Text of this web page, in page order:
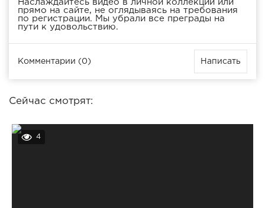
Наслаждайтесь видео в личной коллекции или
прямо на сайте, не оглядываясь на требования
по регистрации. Мы убрали все преграды на
пути к удовольствию.
Комментарии (0) Написать
Сейчас смотрят:
4